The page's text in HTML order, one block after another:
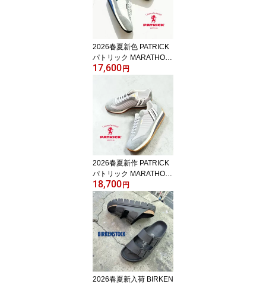
狭 モカシンシューズ カ
ジュアル レースアップ
靴 レザー 本革 スエード
レディース
2026春夏新色 PATRICK
パトリック MARATHON
マラソン BOUQUE ブー
ザー 本革 靴 レディース
メンズ ヒモ通しお届け
17,600円
2026春夏新作 PATRICK
パトリック MARATHON-
CALM マラソン・カーム
508014 GRY グレー 数
量限定 スニーカー レザ
ー 本革 靴 レディース メ
ンズ ヒモ通しお届け
18,700円
2026春夏新入荷 BIRKEN